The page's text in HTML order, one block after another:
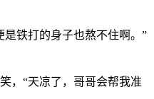
铁打的身子也熬不住啊。”
，“天凉了，哥哥会帮我准